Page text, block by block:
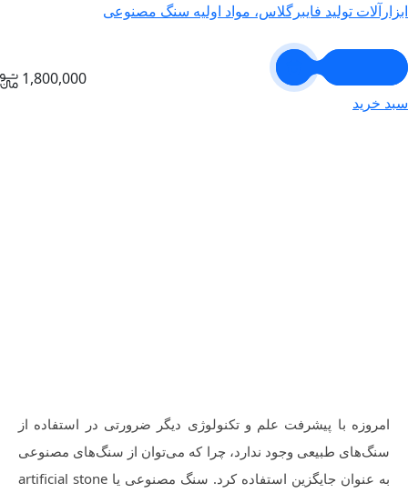
ابزارآلات تولید فایبرگلاس، مواد اولیه سنگ مصنوعی
سبد خرید
1,800,000
امروزه با پیشرفت علم و تکنولوژی دیگر ضرورتی در استفاده از
سنگ‌های طبیعی وجود ندارد، چرا که می‌توان از سنگ‌های مصنوعی
به عنوان جایگزین استفاده کرد. سنگ مصنوعی یا artificial stone